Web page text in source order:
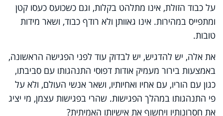
על כבוד הזולת, אינו מתלהט בקלות, וגם כשכועס כעסו קטן
ומתפייס במהירות. אינו גאוותן ולא רודף כבוד, ושאר מידות
טובות.
את אלה, יש להדגיש, יש לבדוק עוד לפני הפגישה הראשונה,
באמצעות בירור מעמיק אודות דפוסי התנהגותו עם סביבתו,
כגון עם הוריו, עם אחיו ואחיותיו, ושאר אנשי העולם, ולא על
פי התנהגותו במהלך הפגישות. שהרי בפגישות עצמן, מי יציג
את חסרונותיו ויחשוף את אישיותו האמיתית?